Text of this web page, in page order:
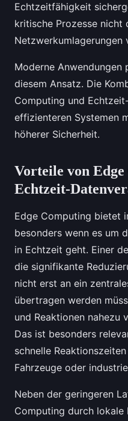
Echtzeitfähigkeit
kritische Prozesse nicht
Netzwerkumlagerungen
Moderne
diesem Ansatz. Die
Computing und
effizienteren Systemen
höherer Sicherheit.
Vorteile von
Echtzeit-
Edge Computing bietet
besonders wenn es um
in Echtzeit geht. Einer
die signifikante
nicht erst an ein
übertragen werden
und Reaktionen nahezu
Das ist besonders
schnelle
Fahrzeuge oder
Neben der geringeren
Computing durch lokale